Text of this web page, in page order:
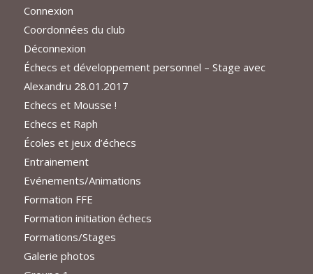
Connexion
Coordonnées du club
Déconnexion
Échecs et développement personnel – Stage avec
Alexandru 28.01.2017
Echecs et Mousse !
Echecs et Raph
Écoles et jeux d’échecs
Entrainement
Evénements/Animations
Formation FFE
Formation initiation échecs
Formations/Stages
Galerie photos